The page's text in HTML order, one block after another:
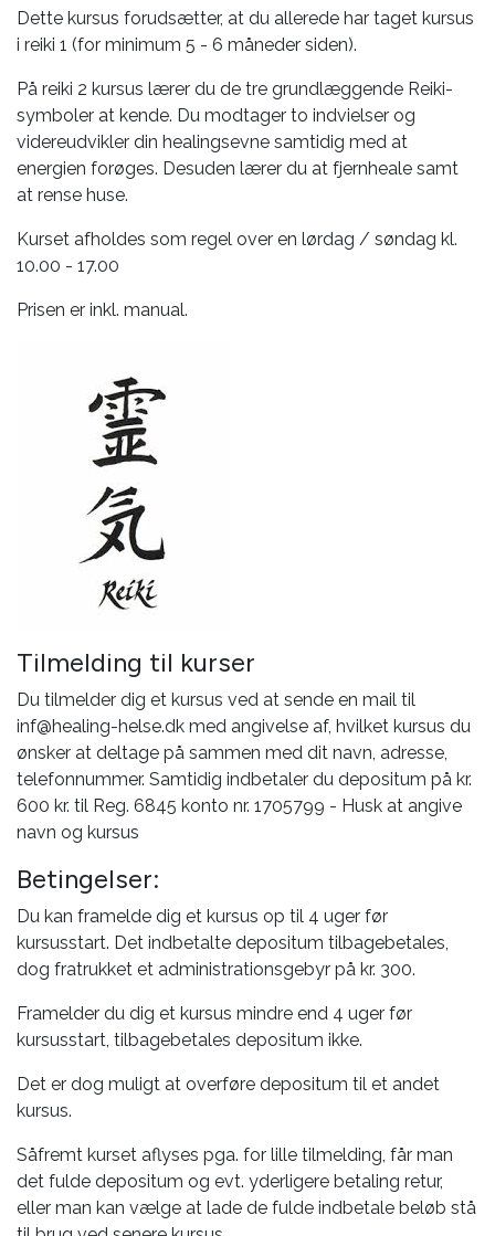
Dette kursus forudsætter, at du allerede har taget kursus
i reiki 1 (for minimum 5 - 6 måneder siden).
På reiki 2 kursus lærer du de tre grundlæggende Reiki-
symboler at kende. Du modtager to indvielser og
videreudvikler din healingsevne samtidig med at
energien forøges. Desuden lærer du at fjernheale samt
at rense huse.
Kurset afholdes som regel over en lørdag / søndag kl.
10.00 - 17.00
Prisen er inkl. manual.
Tilmelding til kurser
Du tilmelder dig et kursus ved at sende en mail til
inf@healing-helse.dk med angivelse af, hvilket kursus du
ønsker at deltage på sammen med dit navn, adresse,
telefonnummer. Samtidig indbetaler du depositum på kr.
600 kr. til Reg. 6845 konto nr. 1705799 - Husk at angive
navn og kursus
Betingelser:
Du kan framelde dig et kursus op til 4 uger før
kursusstart. Det indbetalte depositum tilbagebetales,
dog fratrukket et administrationsgebyr på kr. 300.
Framelder du dig et kursus mindre end 4 uger før
kursusstart, tilbagebetales depositum ikke.
Det er dog muligt at overføre depositum til et andet
kursus.
Såfremt kurset aflyses pga. for lille tilmelding, får man
det fulde depositum og evt. yderligere betaling retur,
eller man kan vælge at lade de fulde indbetale beløb stå